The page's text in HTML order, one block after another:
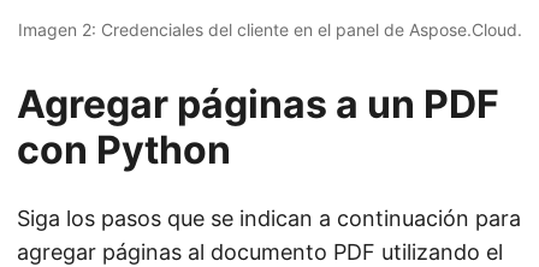
Imagen 2: Credenciales del cliente en el panel de Aspose.Cloud.
Agregar páginas a un PDF
con Python
Siga los pasos que se indican a continuación para
agregar páginas al documento PDF utilizando el